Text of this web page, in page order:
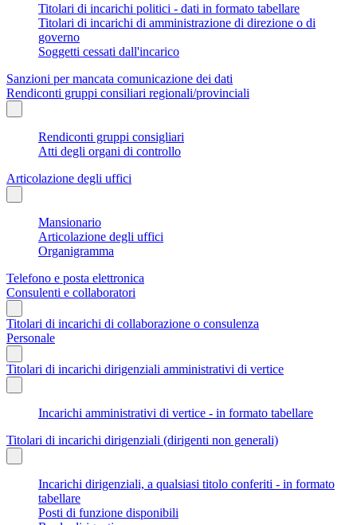
Titolari di incarichi politici - dati in formato tabellare
Titolari di incarichi di amministrazione di direzione o di
governo
Soggetti cessati dall'incarico
Sanzioni per mancata comunicazione dei dati
Rendiconti gruppi consiliari regionali/provinciali
Rendiconti gruppi consigliari
Atti degli organi di controllo
Articolazione degli uffici
Mansionario
Articolazione degli uffici
Organigramma
Telefono e posta elettronica
Consulenti e collaboratori
Titolari di incarichi di collaborazione o consulenza
Personale
Titolari di incarichi dirigenziali amministrativi di vertice
Incarichi amministrativi di vertice - in formato tabellare
Titolari di incarichi dirigenziali (dirigenti non generali)
Incarichi dirigenziali, a qualsiasi titolo conferiti - in formato
tabellare
Posti di funzione disponibili